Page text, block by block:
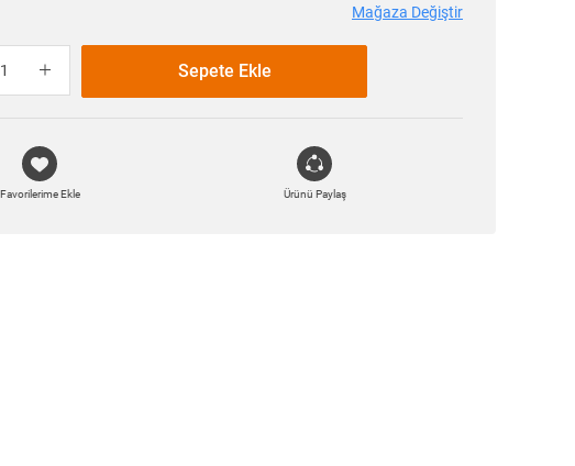
Mağaza Değiştir
Sepete Ekle
Favorilerime Ekle Ürünü Paylaş